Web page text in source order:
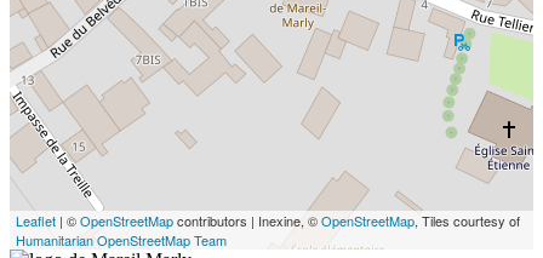
Leaflet | ©OpenStreetMapcontributors | Inexine, ©OpenStreetMap, Tiles courtesy of
Humanitarian OpenStreetMap Team